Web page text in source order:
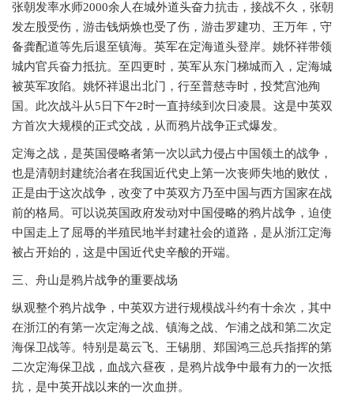
张朝发率水师2000余人在城外道头奋力抗击，接战不久，张朝
发左股受伤，游击钱炳焕也受了伤，游击罗建功、王万年，守
备龚配道等先后退至镇海。英军在定海道头登岸。姚怀祥带领
城内官兵奋力抵抗。至四更时，英军从东门梯城而入，定海城
被英军攻陷。姚怀祥退出北门，行至普慈寺时，投梵宫池殉
国。此次战斗从5日下午2时一直持续到次日凌晨。这是中英双
方首次大规模的正式交战，从而鸦片战争正式爆发。
定海之战，是英国侵略者第一次以武力侵占中国领土的战争，
也是清朝封建统治者在我国近代史上第一次丧师失地的败仗，
正是由于这次战争，改变了中英双方乃至中国与西方国家在战
前的格局。可以说英国政府发动对中国侵略的鸦片战争，迫使
中国走上了屈辱的半殖民地半封建社会的道路，是从浙江定海
被占开始的，这是中国近代史辛酸的开端。
三、舟山是鸦片战争的重要战场
纵观整个鸦片战争，中英双方进行规模战斗约有十余次，其中
在浙江的有第一次定海之战、镇海之战、乍浦之战和第二次定
海保卫战等。特别是葛云飞、王锡朋、郑国鸿三总兵指挥的第
二次定海保卫战，血战六昼夜，是鸦片战争中最有力的一次抵
抗，是中英开战以来的一次血拼。